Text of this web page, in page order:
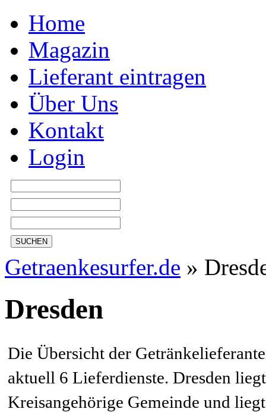
Home
Magazin
Lieferant eintragen
Über Uns
Kontakt
Login
SUCHEN
Getraenkesurfer.de »
Dresden
Die Übersicht der
aktuell 6 Lieferdienste. Dresden
Kreisangehörige Gemeinde und